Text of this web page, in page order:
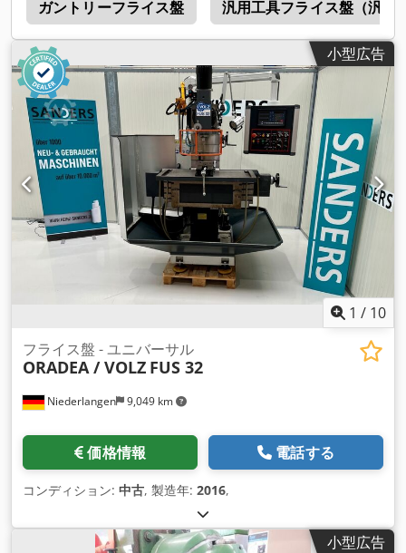
ガントリーフライス盤 汎用工具フライス盤（汎
小型広告
1 / 10
Niederlangen 9,049 km
フライス盤 - ユニバーサル
ORADEA / VOLZ FUS 32
価格情報 電話する
コンディション: 中古, 製造年: 2016,
小型広告